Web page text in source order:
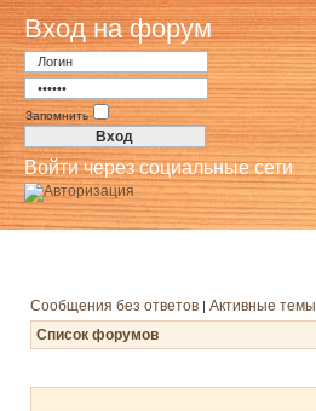
Вход на форум
Запомнить
Войти через социальные сети
Сообщения без ответов | Активные темы
Список форумов